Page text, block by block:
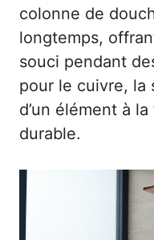
colonne de
longtemps,
souci pendant
pour le cuivre, la
d’un élément à
durable.